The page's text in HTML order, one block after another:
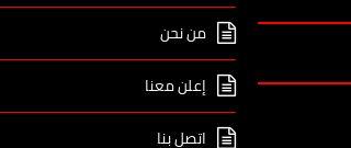
من نحن
إعلن معنا
اتصل بنا